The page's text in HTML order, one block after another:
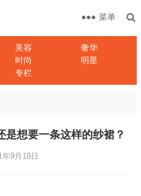
美容
奢华
时尚
明星
专栏
菜单
是想要一条这样的纱裙？
9月18日